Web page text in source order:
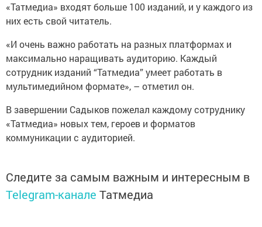
«Татмедиа» входят больше 100 изданий, и у каждого из
них есть свой читатель.
«И очень важно работать на разных платформах и
максимально наращивать аудиторию. Каждый
сотрудник изданий “Татмедиа” умеет работать в
мультимедийном формате», – отметил он.
В завершении Садыков пожелал каждому сотруднику
«Татмедиа» новых тем, героев и форматов
коммуникации с аудиторией.
Следите за самым важным и интересным в
Telegram-канале Татмедиа